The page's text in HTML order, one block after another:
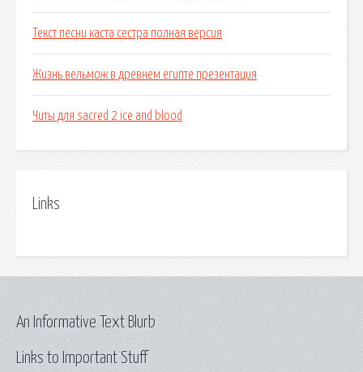
Текст песни каста сестра полная версия
Жизнь вельмож в древнем египте презентация
Читы для sacred 2 ice and blood
Links
Links to Important Stuff
An Informative Text Blurb